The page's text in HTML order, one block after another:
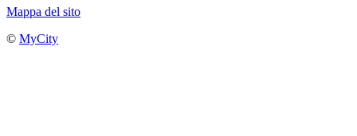
Mappa del sito
© MyCity